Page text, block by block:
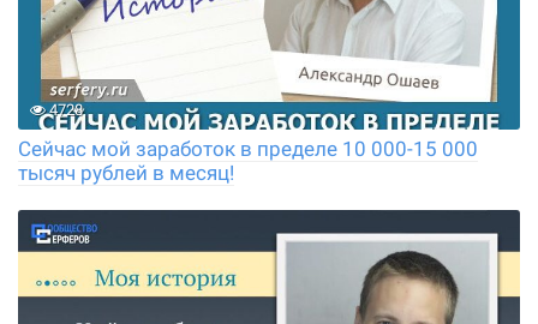
4728
Сейчас мой заработок в пределе 10 000-15 000
тысяч рублей в месяц!